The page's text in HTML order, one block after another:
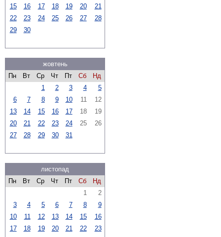
15 16 17 18 19 20
21
22
23 24 25 26 27
28
29
30
жовтень
Пн
Вт Ср Чт Пт Сб
Нд
1
2 3 4
5
6
7 8 9 10 11
12
13
14 15 16 17 18
19
20
21 22 23 24 25
26
27
28 29 30 31
листопад
Пн
Вт Ср Чт Пт Сб
Нд
1
2
3
4 5 6 7 8
9
10
11 12 13 14 15
16
17
18 19 20 21 22
23